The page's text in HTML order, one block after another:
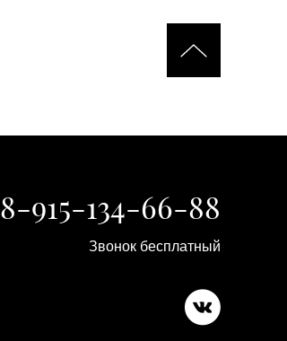
8-915-134-66-88
Звонок бесплатный